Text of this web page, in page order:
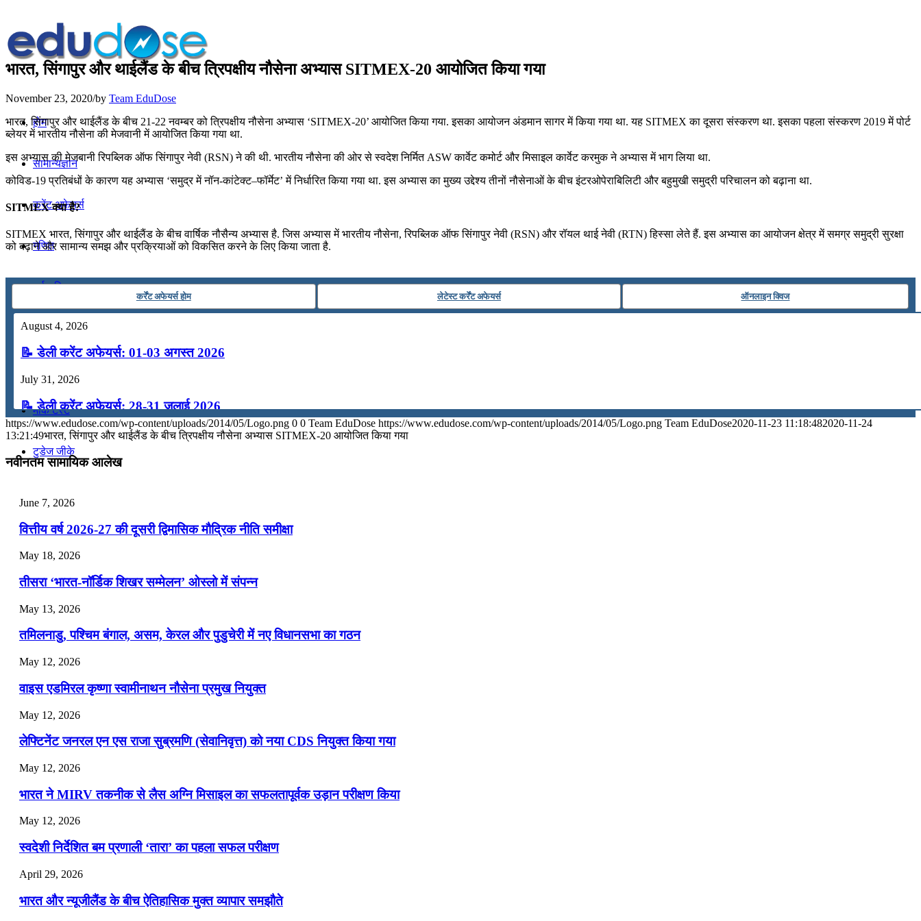
होम
सामान्यज्ञान
करेंट अफेयर्स
गणित
तर्कशक्ति
कंप्यूटर
मॉक टेस्ट
टुडेज जीके
भारत, सिंगापुर और थाईलैंड के बीच त्रिपक्षीय नौसेना अभ्यास SITMEX-20 आयोजित किया गया
November 23, 2020/by Team EduDose
भारत, सिंगापुर और थाईलैंड के बीच 21-22 नवम्बर को त्रिपक्षीय नौसेना अभ्यास ‘SITMEX-20’ आयोजित किया गया. इसका आयोजन अंडमान सागर में किया गया था. यह SITMEX का दूसरा संस्करण था. इसका पहला संस्करण 2019 में पोर्ट
ब्लेयर में भारतीय नौसेना की मेजवानी में आयोजित किया गया था.
इस अभ्यास की मेजबानी रिपब्लिक ऑफ सिंगापुर नेवी (RSN) ने की थी. भारतीय नौसेना की ओर से स्वदेश निर्मित ASW कार्वेट कमोर्ट और मिसाइल कार्वेट करमुक ने अभ्यास में भाग लिया था.
कोविड-19 प्रतिबंधों के कारण यह अभ्यास ‘समुद्र में नॉन-कांटेक्ट–फॉर्मेट’ में निर्धारित किया गया था. इस अभ्यास का मुख्य उद्देश्य तीनों नौसेनाओं के बीच इंटरओपेराबिलिटी और बहुमुखी समुद्री परिचालन को बढ़ाना था.
SITMEX क्या है?
SITMEX भारत, सिंगापुर और थाईलैंड के बीच वार्षिक नौसैन्य अभ्यास है. जिस अभ्यास में भारतीय नौसेना, रिपब्लिक ऑफ सिंगापुर नेवी (RSN) और रॉयल थाई नेवी (RTN) हिस्सा लेते हैं. इस अभ्यास का आयोजन क्षेत्र में समग्र समुद्री सुरक्षा
को बढ़ाने और सामान्य समझ और प्रक्रियाओं को विकसित करने के लिए किया जाता है.
कर्रेंट अफेयर्स होम लेटेस्ट कर्रेंट अफेयर्स ऑनलाइन क्विज
August 4, 2026
📝 डेली करेंट अफेयर्स: 01-03 अगस्त 2026
July 31, 2026
📝 डेली करेंट अफेयर्स: 28-31 जुलाई 2026
July 28, 2026
📝 डेली करेंट अफेयर्स: 25-27 जुलाई 2026
📝 डेली करेंट अफेयर्स: 22-24 जुलाई 2026
July 22, 2026
📝 डेली करेंट अफेयर्स: 19-21 जुलाई 2026
July 19, 2026
📝 डेली करेंट अफेयर्स: 16-18 जुलाई 2026
July 16, 2026
📝 डेली करेंट अफेयर्स: 13-15 जुलाई 2026
https://www.edudose.com/wp-content/uploads/2014/05/Logo.png 0 0 Team EduDose https://www.edudose.com/wp-content/uploads/2014/05/Logo.png Team EduDose2020-11-23 11:18:482020-11-24
13:21:49भारत, सिंगापुर और थाईलैंड के बीच त्रिपक्षीय नौसेना अभ्यास SITMEX-20 आयोजित किया गया
नवीनतम सामायिक आलेख
June 7, 2026
वित्तीय वर्ष 2026-27 की दूसरी द्विमासिक मौद्रिक नीति समीक्षा
May 18, 2026
तीसरा ‘भारत-नॉर्डिक शिखर सम्मेलन’ ओस्लो में संपन्न
May 13, 2026
तमिलनाडु, पश्चिम बंगाल, असम, केरल और पुडुचेरी में नए विधानसभा का गठन
May 12, 2026
वाइस एडमिरल कृष्णा स्वामीनाथन नौसेना प्रमुख नियुक्त
May 12, 2026
लेफ्टिनेंट जनरल एन एस राजा सुब्रमणि (सेवानिवृत्त) को नया CDS नियुक्त किया गया
May 12, 2026
भारत ने MIRV तकनीक से लैस अग्नि मिसाइल का सफलतापूर्वक उड़ान परीक्षण किया
May 12, 2026
स्वदेशी निर्देशित बम प्रणाली ‘तारा’ का पहला सफल परीक्षण
April 29, 2026
भारत और न्यूजीलैंड के बीच ऐतिहासिक मुक्त व्यापार समझौते